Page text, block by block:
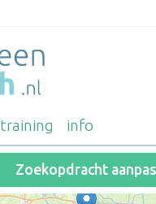
training info
Zoekopdracht